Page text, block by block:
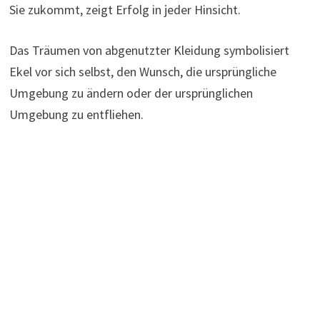
Sie zukommt, zeigt Erfolg in jeder Hinsicht.
Das Träumen von abgenutzter Kleidung symbolisiert
Ekel vor sich selbst, den Wunsch, die ursprüngliche
Umgebung zu ändern oder der ursprünglichen
Umgebung zu entfliehen.